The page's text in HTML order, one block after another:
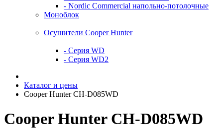
- Nordic Commercial напольно-потолочные
Моноблок
Осушители Cooper Hunter
- Серия WD
- Серия WD2
Каталог и цены
Cooper Hunter CH-D085WD
Cooper Hunter CH-D085WD